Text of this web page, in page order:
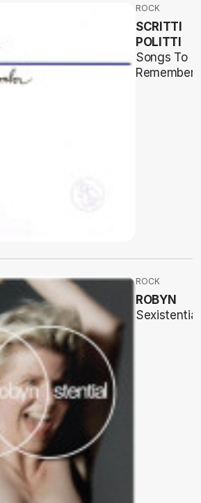
ROCK
SCRITTI
POLITTI
Songs To
Remember
ROCK
ROBYN
Sexistential